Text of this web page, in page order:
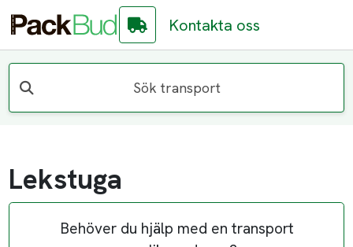
Kontakta oss
Sök transport
Lekstuga
Behöver du hjälp med en transport